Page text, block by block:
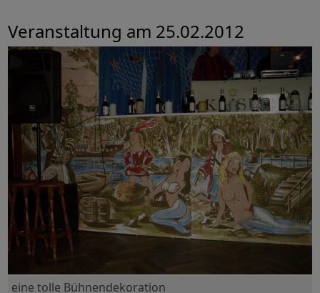
Veranstaltung am 25.02.2012
eine tolle Bühnendekoration